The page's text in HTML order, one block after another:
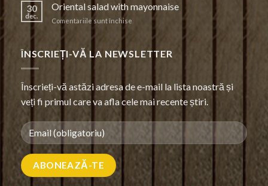
30
dec.
Oriental salad with mayonnaise
Comentariile sunt închise pentru
Oriental
with
ÎNSCRIEȚI-VĂ LA NEWSLETTER
Înscrieți-vă astăzi adresa de e-mail la lista noastră și
veți fi primul care va afla cele mai recente știri.